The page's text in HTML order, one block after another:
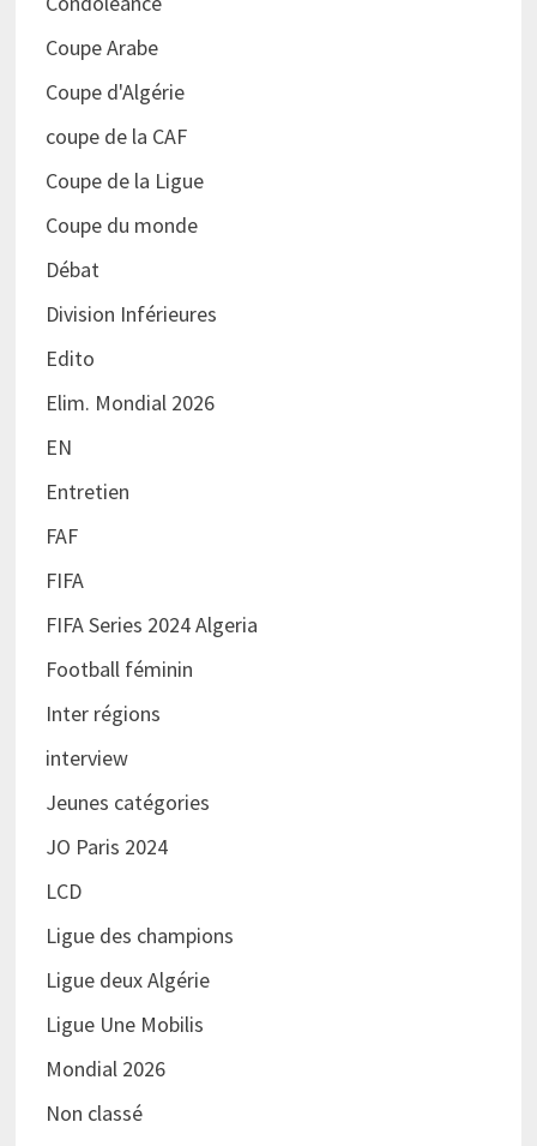
Coupe Arabe
Coupe d'Algérie
coupe de la CAF
Coupe de la Ligue
Coupe du monde
Débat
Division Inférieures
Edito
Elim. Mondial 2026
EN
Entretien
FAF
FIFA
FIFA Series 2024 Algeria
Football féminin
Inter régions
interview
Jeunes catégories
JO Paris 2024
LCD
Ligue des champions
Ligue deux Algérie
Ligue Une Mobilis
Mondial 2026
Non classé